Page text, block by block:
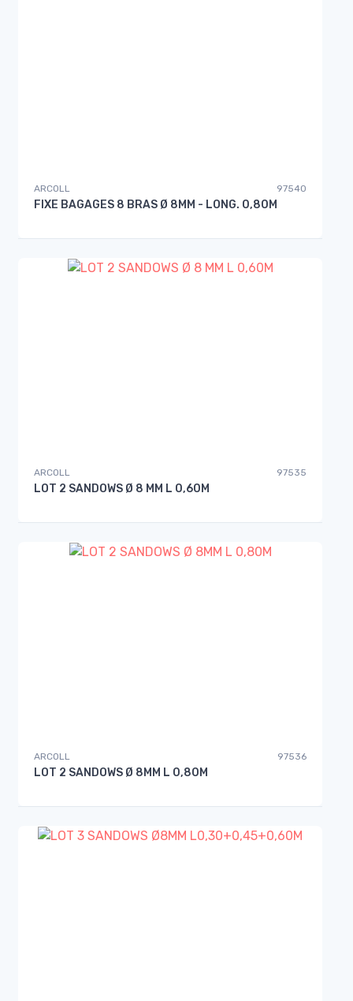
ARCOLL 97540
FIXE BAGAGES 8 BRAS Ø 8MM - LONG. 0,80M
ARCOLL 97535
LOT 2 SANDOWS Ø 8 MM L 0,60M
ARCOLL 97536
LOT 2 SANDOWS Ø 8MM L 0,80M